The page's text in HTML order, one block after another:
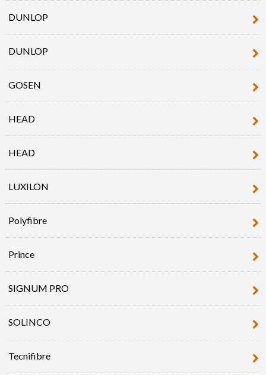
DUNLOP
DUNLOP
GOSEN
HEAD
HEAD
LUXILON
Polyfibre
Prince
SIGNUM PRO
SOLINCO
Tecnifibre